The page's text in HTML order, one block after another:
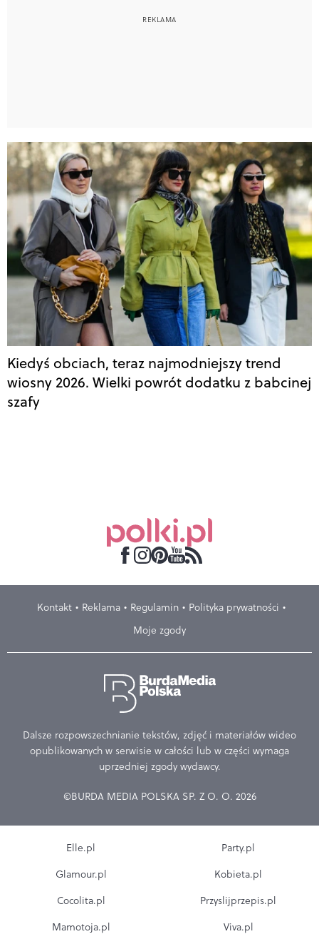
Kiedyś obciach, teraz najmodniejszy trend
wiosny 2026. Wielki powrót dodatku z babcinej
szafy
Kontakt Reklama Regulamin
Polityka prywatności
Moje zgody
Dalsze rozpowszechnianie tekstów, zdjęć i materiałów wideo
opublikowanych w serwisie w całości lub w części wymaga
uprzedniej zgody wydawcy.
©BURDA MEDIA POLSKA SP. Z O. O. 2026
Elle.pl
Glamour.pl
Cocolita.pl
Mamotoja.pl
Party.pl
Kobieta.pl
Przyslijprzepis.pl
Viva.pl